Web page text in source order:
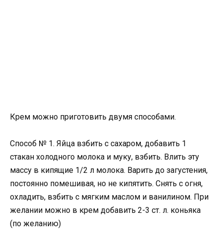
Крем можно приготовить двумя способами.
Способ № 1. Яйца взбить с сахаром, добавить 1
стакан холодного молока и муку, взбить. Влить эту
массу в кипящие 1/2 л молока. Варить до загустения,
постоянно помешивая, но не кипятить. Снять с огня,
охладить, взбить с мягким маслом и ванилином. При
желании можно в крем добавить 2-3 ст. л. коньяка
(по желанию)